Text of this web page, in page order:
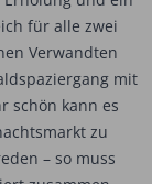
für alle zwei
Verwandten
mit
schön kann es
zu
– so muss